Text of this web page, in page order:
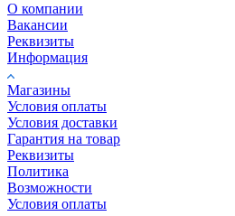
О компании
Вакансии
Реквизиты
Информация
Магазины
Условия оплаты
Условия доставки
Гарантия на товар
Реквизиты
Политика
Возможности
Условия оплаты